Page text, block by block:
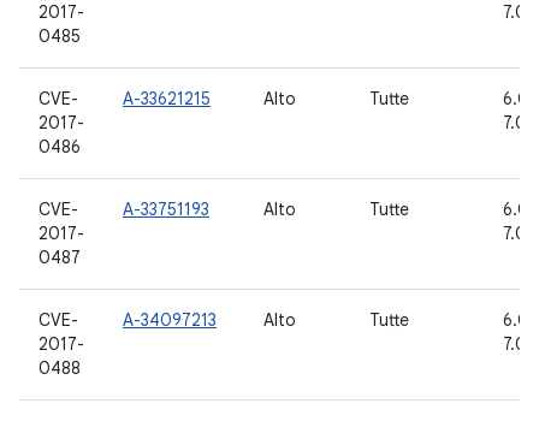
2017-
0485
7.0,
CVE-
2017-
0486
A-33621215 Alto Tutte
6.0,
7.0,
CVE-
2017-
0487
A-33751193 Alto Tutte
6.0,
7.0,
CVE-
2017-
0488
A-34097213 Alto Tutte
6.0,
7.0,